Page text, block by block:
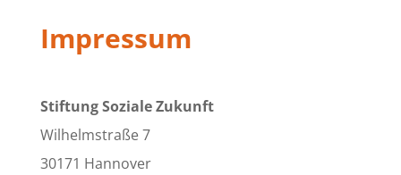
Impressum
Stiftung Soziale Zukunft
Wilhelmstraße 7
30171 Hannover